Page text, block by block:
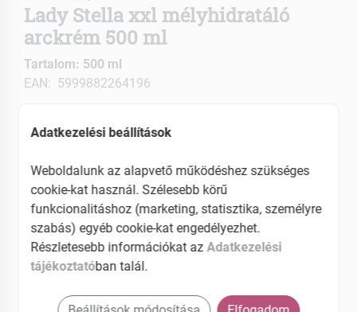
Lady Stella xxl mélyhidratáló
arckrém 500 ml
Tartalom: 500 ml
EAN: 5999882264196
Adatkezelési beállítások
Weboldalunk az alapvető működéshez szükséges
cookie-kat használ. Szélesebb körű
funkcionalitáshoz (marketing, statisztika, személyre
szabás) egyéb cookie-kat engedélyezhet.
Részletesebb információkat azAdatkezelési
tájékoztatóban talál.